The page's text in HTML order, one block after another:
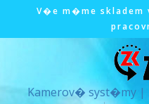
V�e m�me skladem
Kamerov� syst�my |